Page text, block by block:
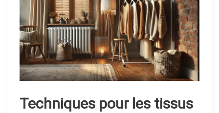
Techniques pour les tissus